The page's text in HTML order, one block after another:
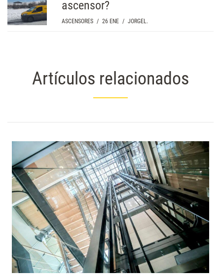
ascensor?
ASCENSORES / 26 ENE / JORGEL.
Artículos relacionados